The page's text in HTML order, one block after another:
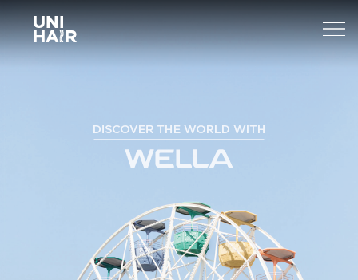
BEAUTY TIPS
NEWS
WELLA
Find A Salon